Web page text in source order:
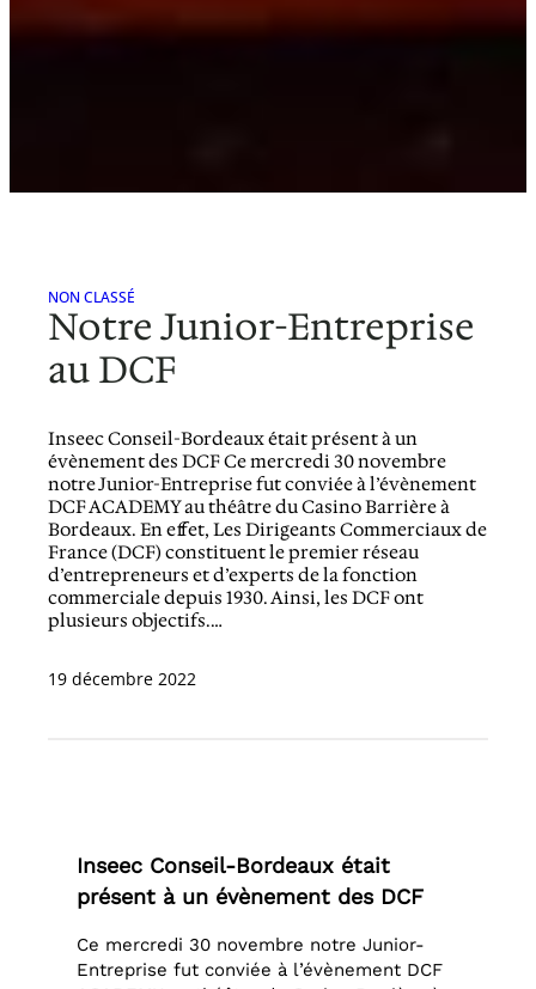
NON CLASSÉ
Notre Junior-Entreprise
au DCF
Inseec Conseil-Bordeaux était présent à un
évènement des DCF Ce mercredi 30 novembre
notre Junior-Entreprise fut conviée à l’évènement
DCF ACADEMY au théâtre du Casino Barrière à
Bordeaux. En effet, Les Dirigeants Commerciaux de
France (DCF) constituent le premier réseau
d’entrepreneurs et d’experts de la fonction
commerciale depuis 1930. Ainsi, les DCF ont
plusieurs objectifs.…
19 décembre 2022
Inseec Conseil-Bordeaux était
présent à un évènement des DCF
Ce mercredi 30 novembre notre Junior-
Entreprise fut conviée à l’évènement DCF